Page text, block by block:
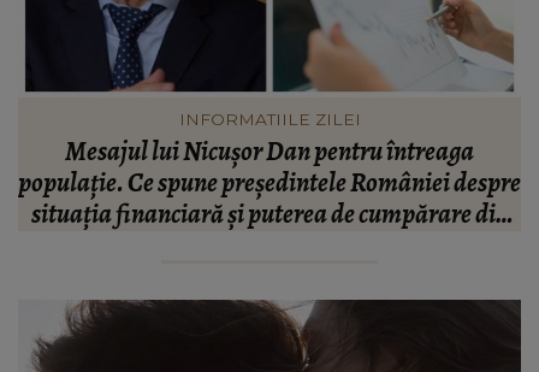
VEDETE
Valentin Sanfira, acuzații despre infidelitate? Ce
mărturisiri a făcut artistul de muzică populară:
“Doi ochi ce m-au înșelat.”